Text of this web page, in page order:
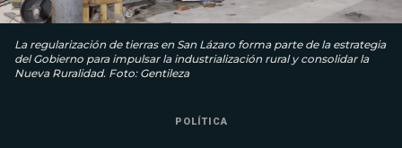
La regularización de tierras en San Lázaro forma parte de la estrategia
del Gobierno para impulsar la industrialización rural y consolidar la
Nueva Ruralidad. Foto: Gentileza
POLÍTICA